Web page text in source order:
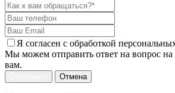
Я согласен c обработкой
Мы можем отправить ответ на вопрос на
вам.
Отмена